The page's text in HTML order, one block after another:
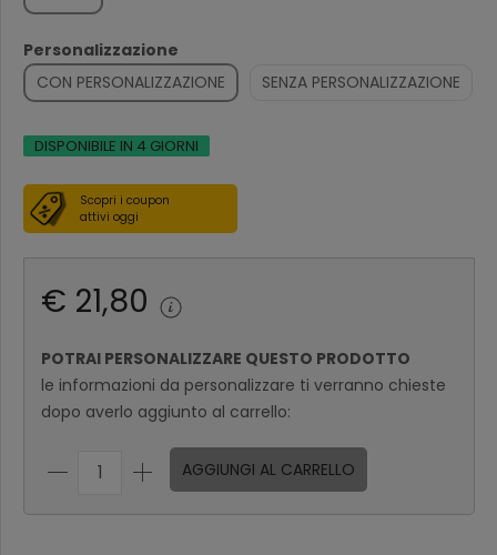
Personalizzazione
CON PERSONALIZZAZIONE
SENZA PERSONALIZZAZIONE
DISPONIBILE IN 4 GIORNI
Scopri i coupon
attivi oggi
€ 21,80
POTRAI PERSONALIZZARE QUESTO PRODOTTO
le informazioni da personalizzare ti verranno chieste
dopo averlo aggiunto al carrello:
AGGIUNGI AL CARRELLO